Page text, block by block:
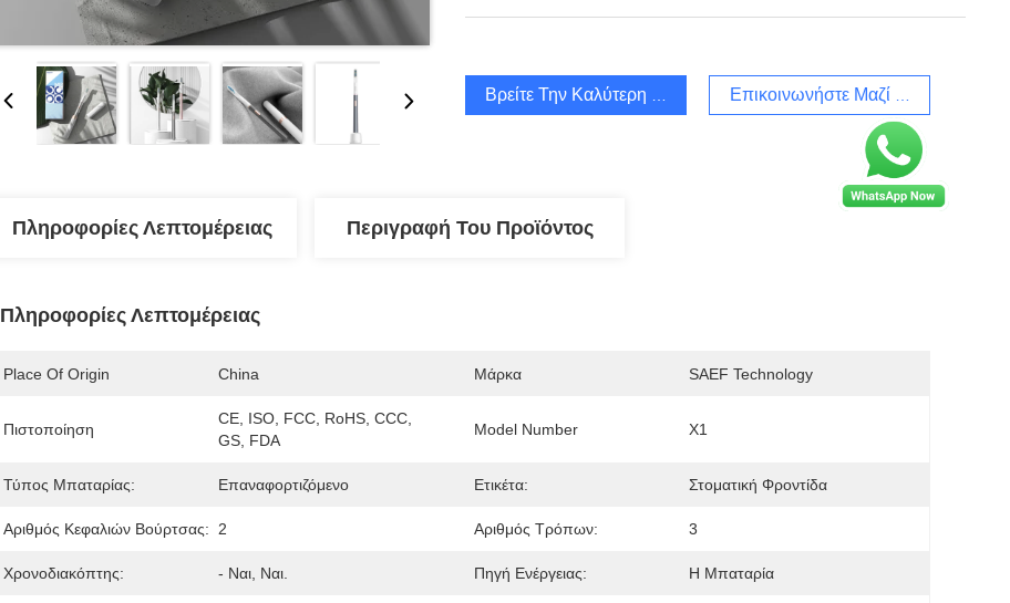
Βρείτε Την Καλύτερη Τιμή Επικοινωνήστε Μαζί Μας
Πληροφορίες Λεπτομέρειας Περιγραφή Του Προϊόντος
Πληροφορίες Λεπτομέρειας
Place Of Origin China Μάρκα SAEF Technology
Πιστοποίηση
CE, ISO, FCC, RoHS, CCC,
GS, FDA
Model Number X1
Τύπος Μπαταρίας: Επαναφορτιζόμενο Ετικέτα: Στοματική Φροντίδα
Αριθμός Κεφαλιών Βούρτσας: 2 Αριθμός Τρόπων: 3
Χρονοδιακόπτης: - Ναι, Ναι. Πηγή Ενέργειας: Η Μπαταρία